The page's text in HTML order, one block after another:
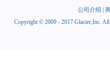
公司介绍
Copyright © 2009 - 2017 Glacier,Inc.